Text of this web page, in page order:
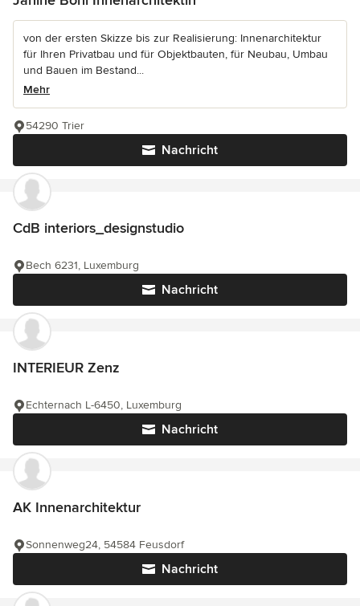
von der ersten Skizze bis zur Realisierung: Innenarchitektur
für Ihren Privatbau und für Objektbauten, für Neubau, Umbau
und Bauen im Bestand...
Mehr
Nachricht
54290 Trier
CdB interiors_designstudio
Nachricht
Bech 6231, Luxemburg
INTERIEUR Zenz
Nachricht
Echternach L-6450, Luxemburg
AK Innenarchitektur
Nachricht
Sonnenweg24, 54584 Feusdorf